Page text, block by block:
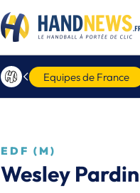
Equipes de France
EDF (M)
Wesley